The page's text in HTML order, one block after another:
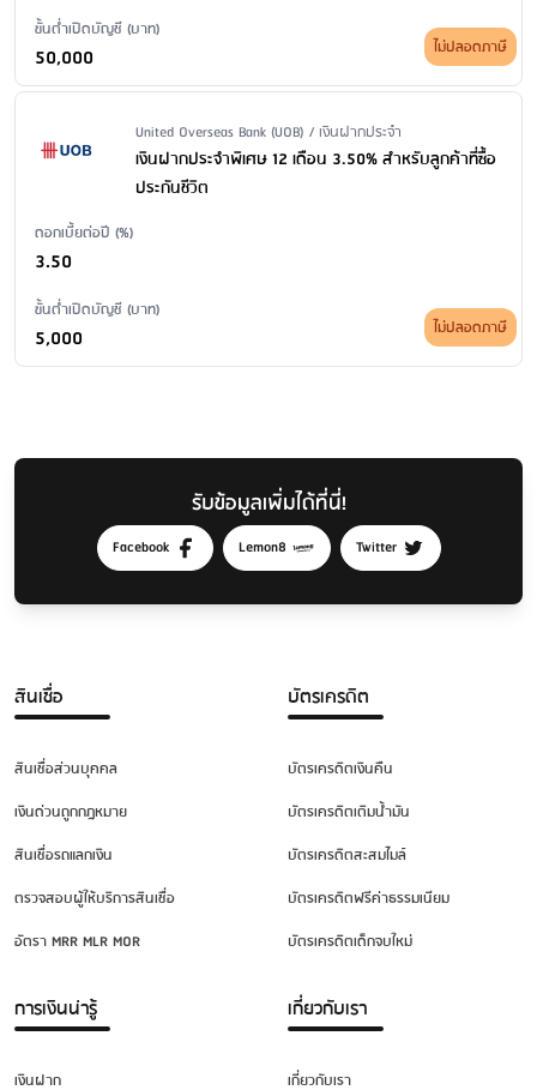
ขั้นต่ำเปิดบัญชี (บาท)
50,000 ไม่ปลอดภาษี
Issuer Name / Financial Product Type
United Overseas Bank (UOB) / เงินฝากประจำ
เงินฝากประจำพิเศษ 12 เดือน 3.50% สำหรับลูกค้าที่ซื้อ
ประกันชีวิต
ดอกเบี้ยต่อปี (%)
3.50
ขั้นต่ำเปิดบัญชี (บาท)
5,000 ไม่ปลอดภาษี
รับข้อมูลเพิ่มได้ที่นี่!
Facebook Lemon8 Twitter
สินเชื่อ
สินเชื่อส่วนบุคคล
เงินด่วนถูกกฎหมาย
สินเชื่อรถแลกเงิน
ตรวจสอบผู้ให้บริการสินเชื่อ
อัตรา MRR MLR MOR
บัตรเครดิต
บัตรเครดิตเงินคืน
บัตรเครดิตเติมน้ำมัน
บัตรเครดิตสะสมไมล์
บัตรเครดิตฟรีค่าธรรมเนียม
บัตรเครดิตเด็กจบใหม่
การเงินน่ารู้
เงินฝาก
เกี่ยวกับเรา
เกี่ยวกับเรา